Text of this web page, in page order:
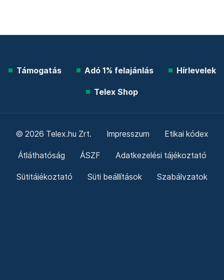
Támogatás Adó 1% felajánlás Hírlevelek
Telex Shop
© 2026 Telex.hu Zrt. Impresszum Etikai kódex
Átláthatóság ÁSZF Adatkezelési tájékoztató
Sütitájékoztató Süti beállítások Szabályzatok